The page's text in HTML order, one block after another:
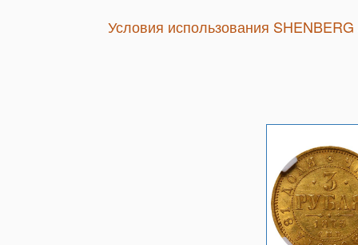
Условия использования